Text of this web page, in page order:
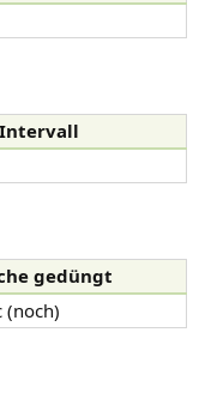
Intervall
gedüngt
(noch)